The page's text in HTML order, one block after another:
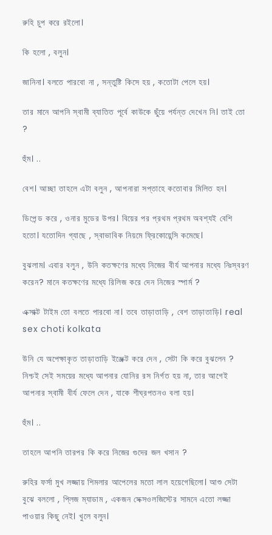
রুহি চুপ করে রইলো।
কি হলো , বলুন।
জানিনা। বলতে পারবো না , সন্তুষ্টি কিসে হয় , কতোটা পেলে হয়।
তার মানে আপনি স্বামী ব্যাতিত পূর্বে কাউকে ছুঁয়ে পর্যন্ত দেখেন নি। তাই তো
?
হুঁম। ..
বেশ। আচ্ছা তাহলে এটা বলুন , আপনারা সপ্তাহে কতোবার মিলিত হন।
ডিপেন্ড করে , ওনার মুডের উপর। বিয়ের পর প্রথম প্রথম অবশ্যই বেশি
হতো। যতোদিন গ্যাছে , স্বাভাবিক নিয়মে ফ্রিকোয়েন্সি কমেছে।
বুঝলাম। এবার বলুন , উনি কতক্ষণের মধ্যে নিজের বীর্য আপনার মধ্যে নিঃস্বরণ
করেন? মানে কতক্ষণের মধ্যে রিলিজ করে দেন নিজের স্পার্ম ?
এক্সাক্ট টাইম তো বলতে পারবো না। তবে তাড়াতাড়ি , বেশ তাড়াতাড়ি। real
sex choti kolkata
উনি যে অপেক্ষাকৃত তাড়াতাড়ি ইঞ্জেক্ট করে দেন , সেটা কি করে বুঝলেন ?
নিশ্চই সেই সময়ের মধ্যে আপনার যোনির রস নির্গত হয় না, তার আগেই
আপনার স্বামী বীর্য ফেলে দেন , যাকে শীঘ্রপতনও বলা হয়।
হুঁম। ..
তাহলে আপনি তারপর কি করে নিজের গুদের জল খসান ?
রুহির ফর্সা মুখ লজ্জায় শিমলার আপেলের মতো লাল হয়েগেছিলো। আশু সেটা
বুঝে বললো , প্লিজ ম্যাডাম , একজন সেক্সওলজিস্টের সামনে এতো লজ্জা
পাওয়ার কিছু নেই। খুলে বলুন।